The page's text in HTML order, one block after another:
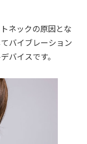
ネックの原因とな
バイブレーション
バイスです。